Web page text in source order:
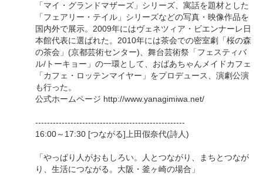
「マイ・グランドマザーズ」シリーズ、寓話を題材とした
「フェアリー・テイル」シリーズなどの写真・映像作品を
国内外で展示。2009年にはヴェネツィア・ビエンナーレ日
本館代表に選ばれた。2010年には茶会での密室劇「桜の森
の茶会」(京都芸術センター)、舞台芸術祭「フェスティバ
ル/トーキョー」の一環として、おばあちゃんメイドカフェ
「カフェ・ロッテンマイヤー」をプロデュース、演劇公演
も行った。
公式ホームページ http://www.yanagimiwa.net/
---------------------------------------------------
16:00～17:30 [つながる]上田假奈代(詩人)
「やっぱり人がおもしろい。人とつながり、まちとつなが
り、生活につながる。大阪・釜ヶ崎の場合」